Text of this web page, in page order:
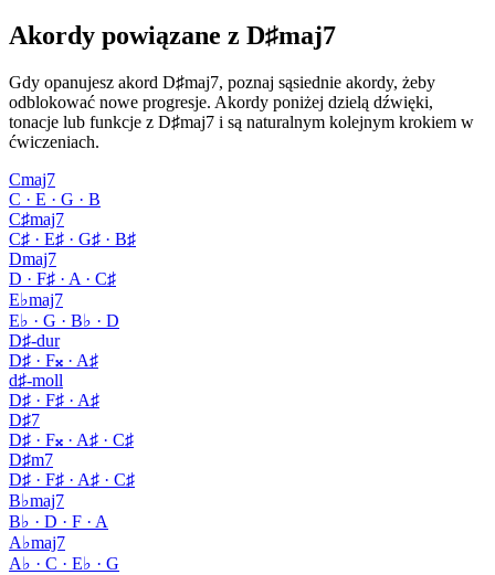
Akordy powiązane z D♯maj7
Gdy opanujesz akord D♯maj7, poznaj sąsiednie akordy, żeby
odblokować nowe progresje. Akordy poniżej dzielą dźwięki,
tonacje lub funkcje z D♯maj7 i są naturalnym kolejnym krokiem w
ćwiczeniach.
Cmaj7
C · E · G · B
C♯maj7
C♯ · E♯ · G♯ · B♯
Dmaj7
D · F♯ · A · C♯
E♭maj7
E♭ · G · B♭ · D
D♯-dur
D♯ · F𝄪 · A♯
d♯-moll
D♯ · F♯ · A♯
D♯7
D♯ · F𝄪 · A♯ · C♯
D♯m7
D♯ · F♯ · A♯ · C♯
B♭maj7
B♭ · D · F · A
A♭maj7
A♭ · C · E♭ · G